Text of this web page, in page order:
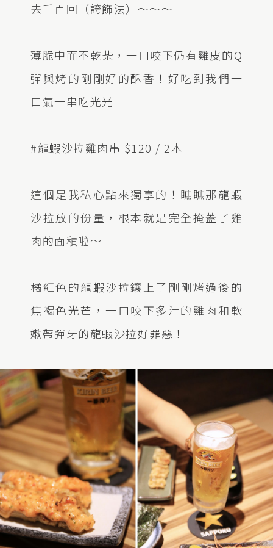
去千百回（誇飾法）～～～
薄脆中而不乾柴，一口咬下仍有雞皮的Q
彈與烤的剛剛好的酥香！好吃到我們一
口氣一串吃光光
#龍蝦沙拉雞肉串 $120 / 2本
這個是我私心點來獨享的！瞧瞧那龍蝦
沙拉放的份量，根本就是完全掩蓋了雞
肉的面積啦～
橘紅色的龍蝦沙拉鑲上了剛剛烤過後的
焦褐色光芒，一口咬下多汁的雞肉和軟
嫩帶彈牙的龍蝦沙拉好罪惡！